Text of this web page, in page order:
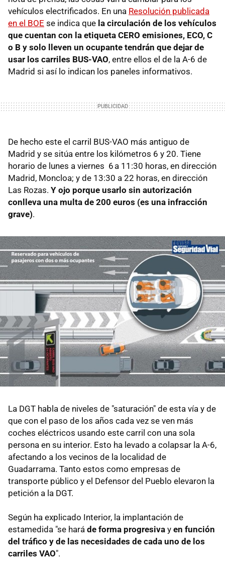
vehículos electrificados. En una Resolución publicada
en el BOE se indica que la circulación de los vehículos
que cuentan con la etiqueta CERO emisiones, ECO, C
o B y solo lleven un ocupante tendrán que dejar de
usar los carriles BUS-VAO, entre ellos el de la A-6 de
Madrid si así lo indican los paneles informativos.
De hecho este el carril BUS-VAO más antiguo de
Madrid y se sitúa entre los kilómetros 6 y 20. Tiene
horario de lunes a viernes 6 a 11:30 horas, en dirección
Madrid, Moncloa; y de 13:30 a 22 horas, en dirección
Las Rozas. Y ojo porque usarlo sin autorización
conlleva una multa de 200 euros (es una infracción
grave).
La DGT habla de niveles de "saturación" de esta vía y de
que con el paso de los años cada vez se ven más
coches eléctricos usando este carril con una sola
persona en su interior. Esto ha levado a colapsar la A-6,
afectando a los vecinos de la localidad de
Guadarrama. Tanto estos como empresas de
transporte público y el Defensor del Pueblo elevaron la
petición a la DGT.
Según ha explicado Interior, la implantación de
estamedida "se hará de forma progresiva y en función
del tráfico y de las necesidades de cada uno de los
carriles VAO".